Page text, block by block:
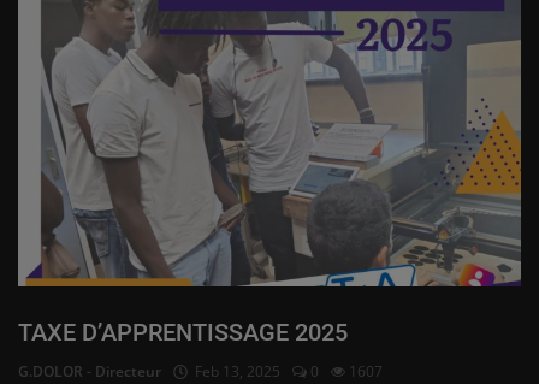
TAXE D’APPRENTISSAGE 2025
G.DOLOR - Directeur Feb 13, 2025 0 1607